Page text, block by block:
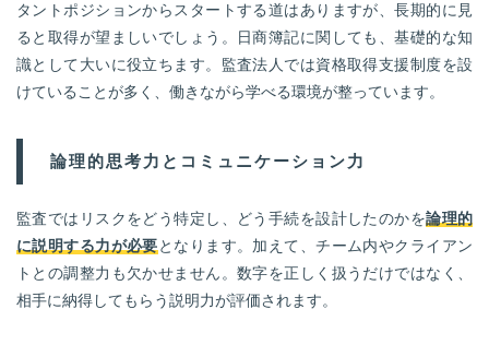
タントポジションからスタートする道はありますが、長期的に見
ると取得が望ましいでしょう。日商簿記に関しても、基礎的な知
識として大いに役立ちます。監査法人では資格取得支援制度を設
けていることが多く、働きながら学べる環境が整っています。
論理的思考力とコミュニケーション力
監査ではリスクをどう特定し、どう手続を設計したのかを論理的
に説明する力が必要となります。加えて、チーム内やクライアン
トとの調整力も欠かせません。数字を正しく扱うだけではなく、
相手に納得してもらう説明力が評価されます。